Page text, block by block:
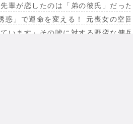
先輩が恋したのは「弟の彼氏」だっ
惑」で運命を変える！ 元喪女の空
ています」その嘘に対する野蛮な